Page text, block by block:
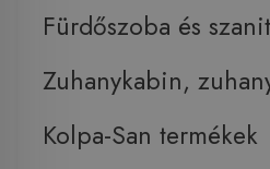
Fürdőszoba és
Zuhanykabin,
Kolpa-San termékek